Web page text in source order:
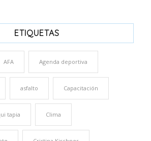
ETIQUETAS
AFA Agenda deportiva
asfalto Capacitación
tapia Clima